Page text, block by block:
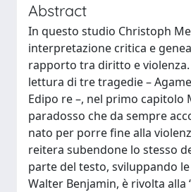
Abstract
In questo studio Christoph
interpretazione critica e
rapporto tra diritto e
lettura di tre tragedie –
Edipo re –, nel primo capitolo
paradosso che da sempre
nato per porre fine alla
reitera subendone lo stesso
parte del testo, sviluppando
Walter Benjamin, è rivolta alla